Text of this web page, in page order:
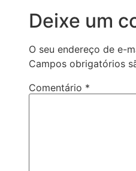
Deixe um
O seu endereço de e-
Campos obrigatórios
Comentário *